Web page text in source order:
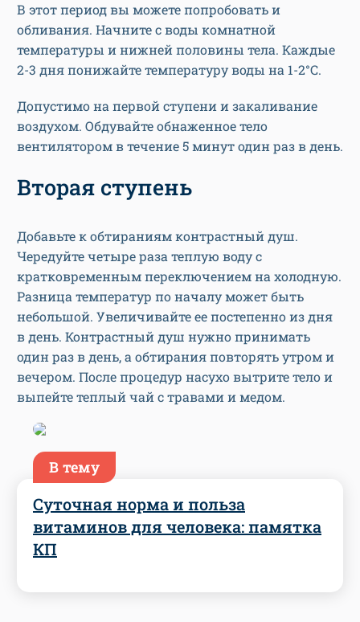
В этот период вы можете попробовать и
обливания. Начните с воды комнатной
температуры и нижней половины тела. Каждые
2-3 дня понижайте температуру воды на 1-2°С.
Допустимо на первой ступени и закаливание
воздухом. Обдувайте обнаженное тело
вентилятором в течение 5 минут один раз в день.
Вторая ступень
Добавьте к обтираниям контрастный душ.
Чередуйте четыре раза теплую воду с
кратковременным переключением на холодную.
Разница температур по началу может быть
небольшой. Увеличивайте ее постепенно из дня
в день. Контрастный душ нужно принимать
один раз в день, а обтирания повторять утром и
вечером. После процедур насухо вытрите тело и
выпейте теплый чай с травами и медом.
В тему
Суточная норма и польза
витаминов для человека: памятка
КП